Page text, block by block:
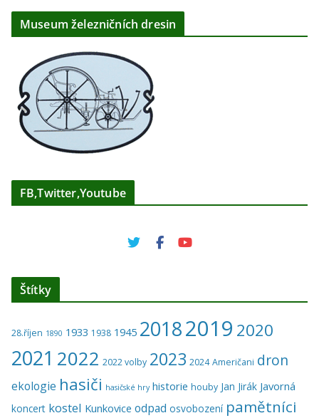
Museum železničních dresin
FB,Twitter,Youtube
Štítky
28.říjen 1890 1933 1938 1945 20182019 2020
2021 2022 2022 volby 2023 2024 Američani dron
ekologie hasiči hasičské hry historie houby Jan Jirák Javorná
koncert kostel Kunkovice odpad osvobození pamětníci